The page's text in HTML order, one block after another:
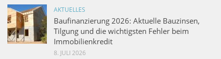
AKTUELLES
Baufinanzierung 2026: Aktuelle Bauzinsen,
Tilgung und die wichtigsten Fehler beim
Immobilienkredit
8. JULI 2026